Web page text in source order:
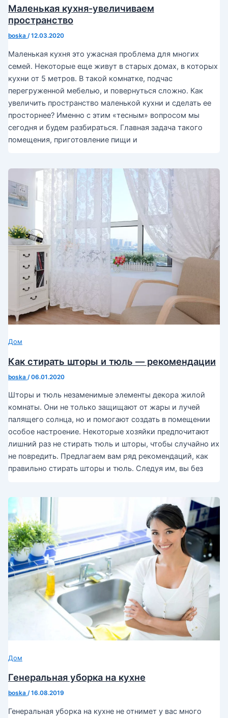
Маленькая кухня-увеличиваем
пространство
boska /12.03.2020
Маленькая кухня это ужасная проблема для многих
семей. Некоторые еще живут в старых домах, в которых
кухни от 5 метров. В такой комнатке, подчас
перегруженной мебелью, и повернуться сложно. Как
увеличить пространство маленькой кухни и сделать ее
просторнее? Именно с этим «тесным» вопросом мы
сегодня и будем разбираться. Главная задача такого
помещения, приготовление пищи и
Дом
Как стирать шторы и тюль — рекомендации
boska /06.01.2020
Шторы и тюль незаменимые элементы декора жилой
комнаты. Они не только защищают от жары и лучей
палящего солнца, но и помогают создать в помещении
особое настроение. Некоторые хозяйки предпочитают
лишний раз не стирать тюль и шторы, чтобы случайно их
не повредить. Предлагаем вам ряд рекомендаций, как
правильно стирать шторы и тюль. Следуя им, вы без
Дом
Генеральная уборка на кухне
boska /16.08.2019
Генеральная уборка на кухне не отнимет у вас много